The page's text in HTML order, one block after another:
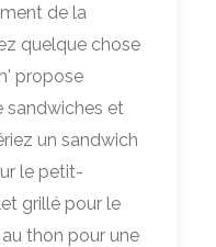
de la
quelque chose
propose
sandwiches et
un sandwich
le petit-
grillé pour le
thon pour une